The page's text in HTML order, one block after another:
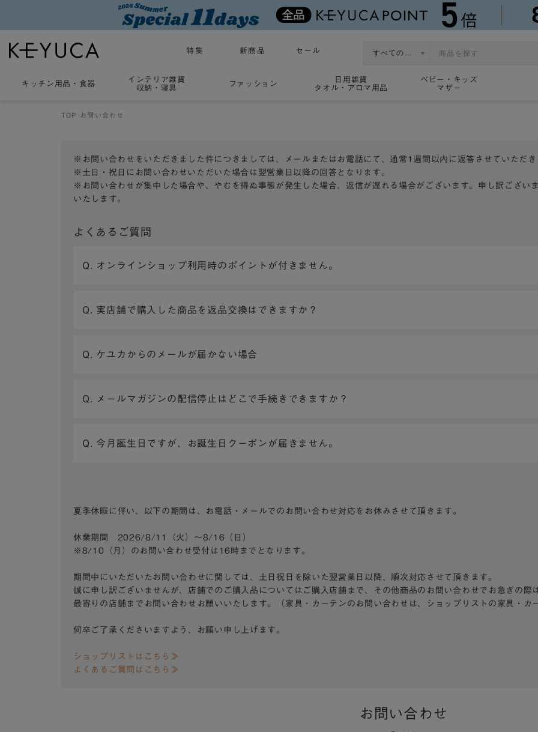
特集 新商品 セール
キッチン用品 ・ 食器
インテリア雑貨
収納・寝具
ファッション
日用雑貨
タオル・アロマ用品
ベビー・キッズ
マザー
TOP お問い合わせ
※お問い合わせをいただきました件につきましては、メールまたはお電話にて、通常1週間以内に返答させていただ
※土日・祝日にお問い合わせいただいた場合は翌営業日以降の回答となります。
※お問い合わせが集中した場合や、やむを得ぬ事態が発生した場合、返信が遅れる場合がございます。申し訳ござい
いたします。
よくあるご質問
Q. オンラインショップ利用時のポイントが付きません。
Q. 実店舗で購入した商品を返品交換はできますか？
Q. ケユカからのメールが届かない場合
Q. メールマガジンの配信停止はどこで手続きできますか？
Q. 今月誕生日ですが、お誕生日クーポンが届きません。
夏季休暇に伴い、以下の期間は、お電話・メールでのお問い合わせ対応をお休みさせて頂きます。
休業期間 2026/8/11（火）～8/16（日）
※8/10（月）のお問い合わせ受付は16時までとなります。
期間中にいただいたお問い合わせに関しては、土日祝日を除いた翌営業日以降、順次対応させて頂きます。
誠に申し訳ございませんが、店舗でのご購入品についてはご購入店舗まで、その他商品のお問い合わせでお急ぎの際
最寄りの店舗までお問い合わせお願いいたします。（家具・カーテンのお問い合わせは、ショップリストの家具・カ
何卒ご了承くださいますよう、お願い申し上げます。
ショップリストはこちら≫
よくあるご質問はこちら≫
お問い合わせ